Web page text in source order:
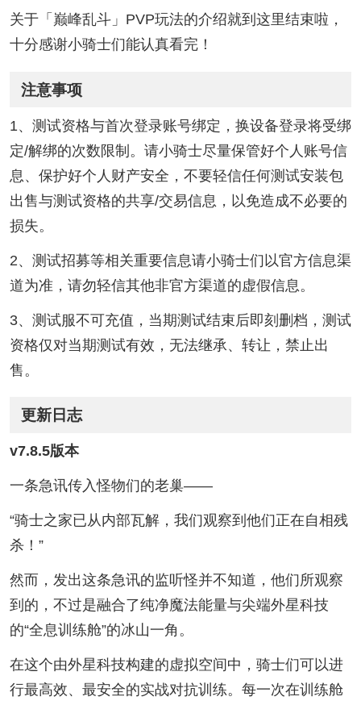
关于「巅峰乱斗」PVP玩法的介绍就到这里结束啦，
十分感谢小骑士们能认真看完！
注意事项
1、测试资格与首次登录账号绑定，换设备登录将受绑
定/解绑的次数限制。请小骑士尽量保管好个人账号信
息、保护好个人财产安全，不要轻信任何测试安装包
出售与测试资格的共享/交易信息，以免造成不必要的
损失。
2、测试招募等相关重要信息请小骑士们以官方信息渠
道为准，请勿轻信其他非官方渠道的虚假信息。
3、测试服不可充值，当期测试结束后即刻删档，测试
资格仅对当期测试有效，无法继承、转让，禁止出
售。
更新日志
v7.8.5版本
一条急讯传入怪物们的老巢——
“骑士之家已从内部瓦解，我们观察到他们正在自相残
杀！”
然而，发出这条急讯的监听怪并不知道，他们所观察
到的，不过是融合了纯净魔法能量与尖端外星科技
的“全息训练舱”的冰山一角。
在这个由外星科技构建的虚拟空间中，骑士们可以进
行最高效、最安全的实战对抗训练。每一次在训练舱